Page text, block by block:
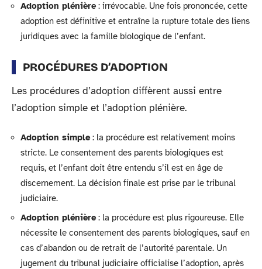
Adoption plénière: irrévocable. Une fois prononcée, cette
adoption est définitive et entraîne la rupture totale des liens
juridiques avec la famille biologique de l’enfant.
PROCÉDURES D’ADOPTION
Les procédures d’adoption diffèrent aussi entre
l’adoption simple et l’adoption plénière.
Adoption simple: la procédure est relativement moins
stricte. Le consentement des parents biologiques est
requis, et l’enfant doit être entendu s’il est en âge de
discernement. La décision finale est prise par le tribunal
judiciaire.
Adoption plénière: la procédure est plus rigoureuse. Elle
nécessite le consentement des parents biologiques, sauf en
cas d’abandon ou de retrait de l’autorité parentale. Un
jugement du tribunal judiciaire officialise l’adoption, après